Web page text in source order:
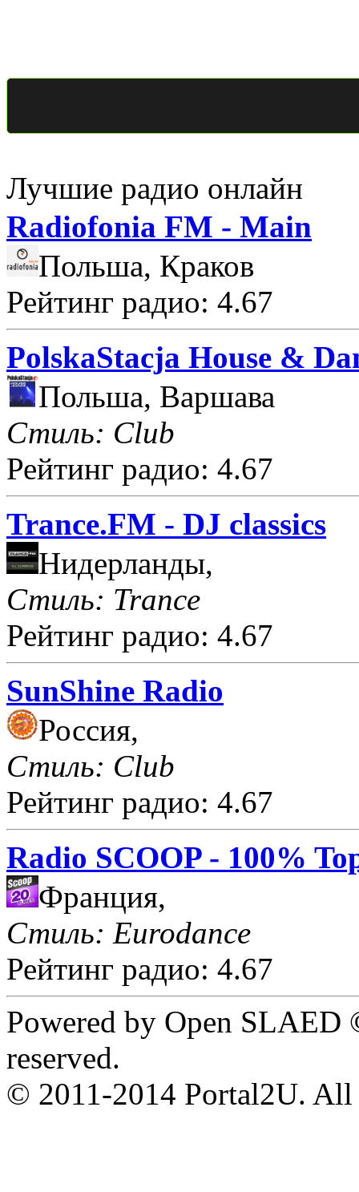
Лучшие радио онлайн
Radiofonia FM - Main
Польша, Краков
Рейтинг радио: 4.67
PolskaStacja House &
Польша, Варшава
Стиль: Club
Рейтинг радио: 4.67
Trance.FM - DJ classics
Нидерланды,
Стиль: Trance
Рейтинг радио: 4.67
SunShine Radio
Россия,
Стиль: Club
Рейтинг радио: 4.67
Radio SCOOP - 100%
Франция,
Стиль: Eurodance
Рейтинг радио: 4.67
Powered by Open
reserved.
© 2011-2014 Portal2U. All